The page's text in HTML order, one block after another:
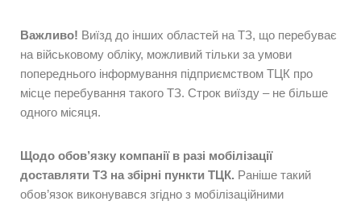
Важливо! Виїзд до інших областей на ТЗ, що перебуває
на військовому обліку, можливий тільки за умови
попереднього інформування підприємством ТЦК про
місце перебування такого ТЗ. Строк виїзду – не більше
одного місяця.
Щодо обов’язку компанії в разі мобілізації
доставляти ТЗ на збірні пункти ТЦК. Раніше такий
обов’язок виконувався згідно з мобілізаційними